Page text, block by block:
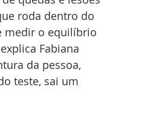
roda dentro do
medir o equilíbrio
Fabiana
da pessoa,
teste, sai um